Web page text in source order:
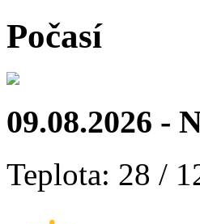
Počasí
09.08.2026 -
Teplota: 28 /